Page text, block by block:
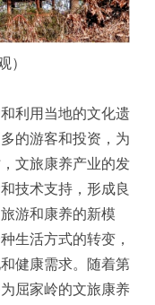
）
利用当地的文化遗
的游客和投资，为
文旅康养产业的发
技术支持，形成良
游和康养的新模
生活方式的转变，
健康需求。随着第
屈家岭的文旅康养